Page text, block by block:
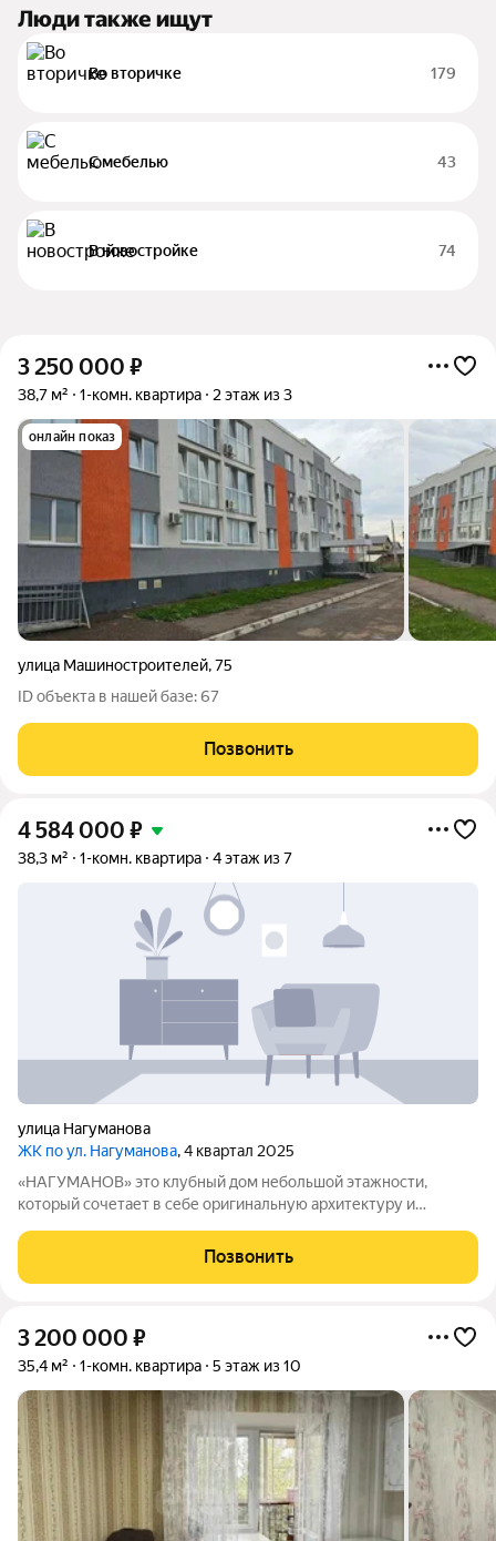
Люди также ищут
Во вторичке 179
С мебелью 43
В новостройке 74
3 250 000 ₽
38,7 м² 1-комн. квартира 2 этаж из 3
онлайн показ
улица Машиностроителей,75
ID объекта в нашей базе: 67
Позвонить
4 584 000 ₽
38,3 м² 1-комн. квартира 4 этаж из 7
улица Нагуманова
ЖК по ул. Нагуманова, 4 квартал 2025
«НАГУМАНОВ» это клубный дом небольшой этажности,
который сочетает в себе оригинальную архитектуру и
монолитнокирпичной технологии стены выложены из
красного керамического кирпича. Внешний облик дома
Позвонить
3 200 000 ₽
35,4 м² 1-комн. квартира 5 этаж из 10